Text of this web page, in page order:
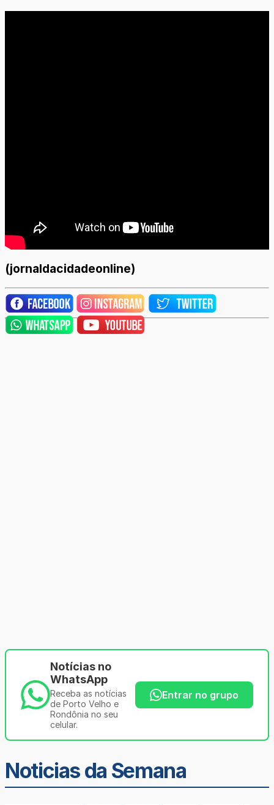
(jornaldacidadeonline)
Notícias no
WhatsApp
Receba as notícias
de Porto Velho e
Rondônia no seu
celular.
Entrar no grupo
Noticias da Semana